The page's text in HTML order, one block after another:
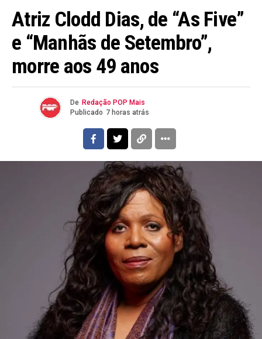
Atriz Clodd Dias, de “As Five”
e “Manhãs de Setembro”,
morre aos 49 anos
De Redação POP Mais
Publicado 7 horas atrás